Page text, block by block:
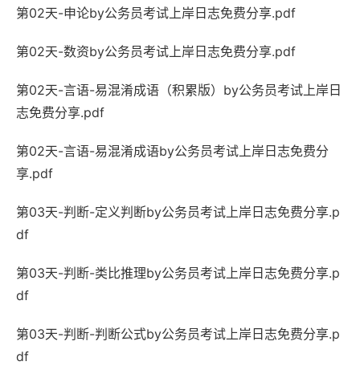
第02天-申论by公务员考试上岸日志免费分享.pdf
第02天-数资by公务员考试上岸日志免费分享.pdf
第02天-言语-易混淆成语（积累版）by公务员考试上岸日
志免费分享.pdf
第02天-言语-易混淆成语by公务员考试上岸日志免费分
享.pdf
第03天-判断-定义判断by公务员考试上岸日志免费分享.p
df
第03天-判断-类比推理by公务员考试上岸日志免费分享.p
df
第03天-判断-判断公式by公务员考试上岸日志免费分享.p
df